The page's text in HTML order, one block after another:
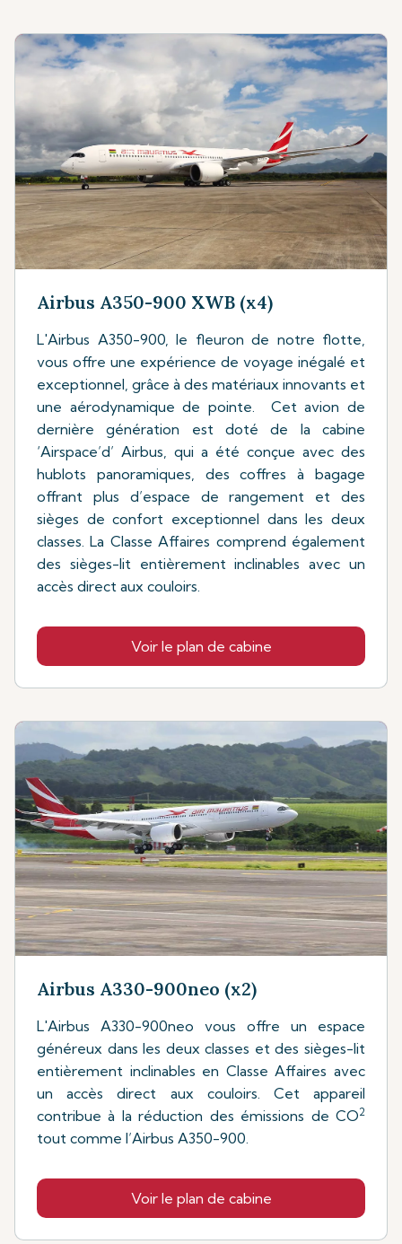
Airbus A350-900 XWB (x4)
L'Airbus A350-900, le fleuron de notre flotte,
vous offre une expérience de voyage inégalé et
exceptionnel, grâce à des matériaux innovants et
une aérodynamique de pointe. Cet avion de
dernière génération est doté de la cabine
‘Airspace’d’ Airbus, qui a été conçue avec des
hublots panoramiques, des coffres à bagage
offrant plus d’espace de rangement et des
sièges de confort exceptionnel dans les deux
classes. La Classe Affaires comprend également
des sièges-lit entièrement inclinables avec un
accès direct aux couloirs.
Voir le plan de cabine
Airbus A330-900neo (x2)
L'Airbus A330-900neo vous offre un espace
généreux dans les deux classes et des sièges-lit
entièrement inclinables en Classe Affaires avec
un accès direct aux couloirs. Cet appareil
contribue à la réduction des émissions de CO2
tout comme l’Airbus A350-900.
Voir le plan de cabine